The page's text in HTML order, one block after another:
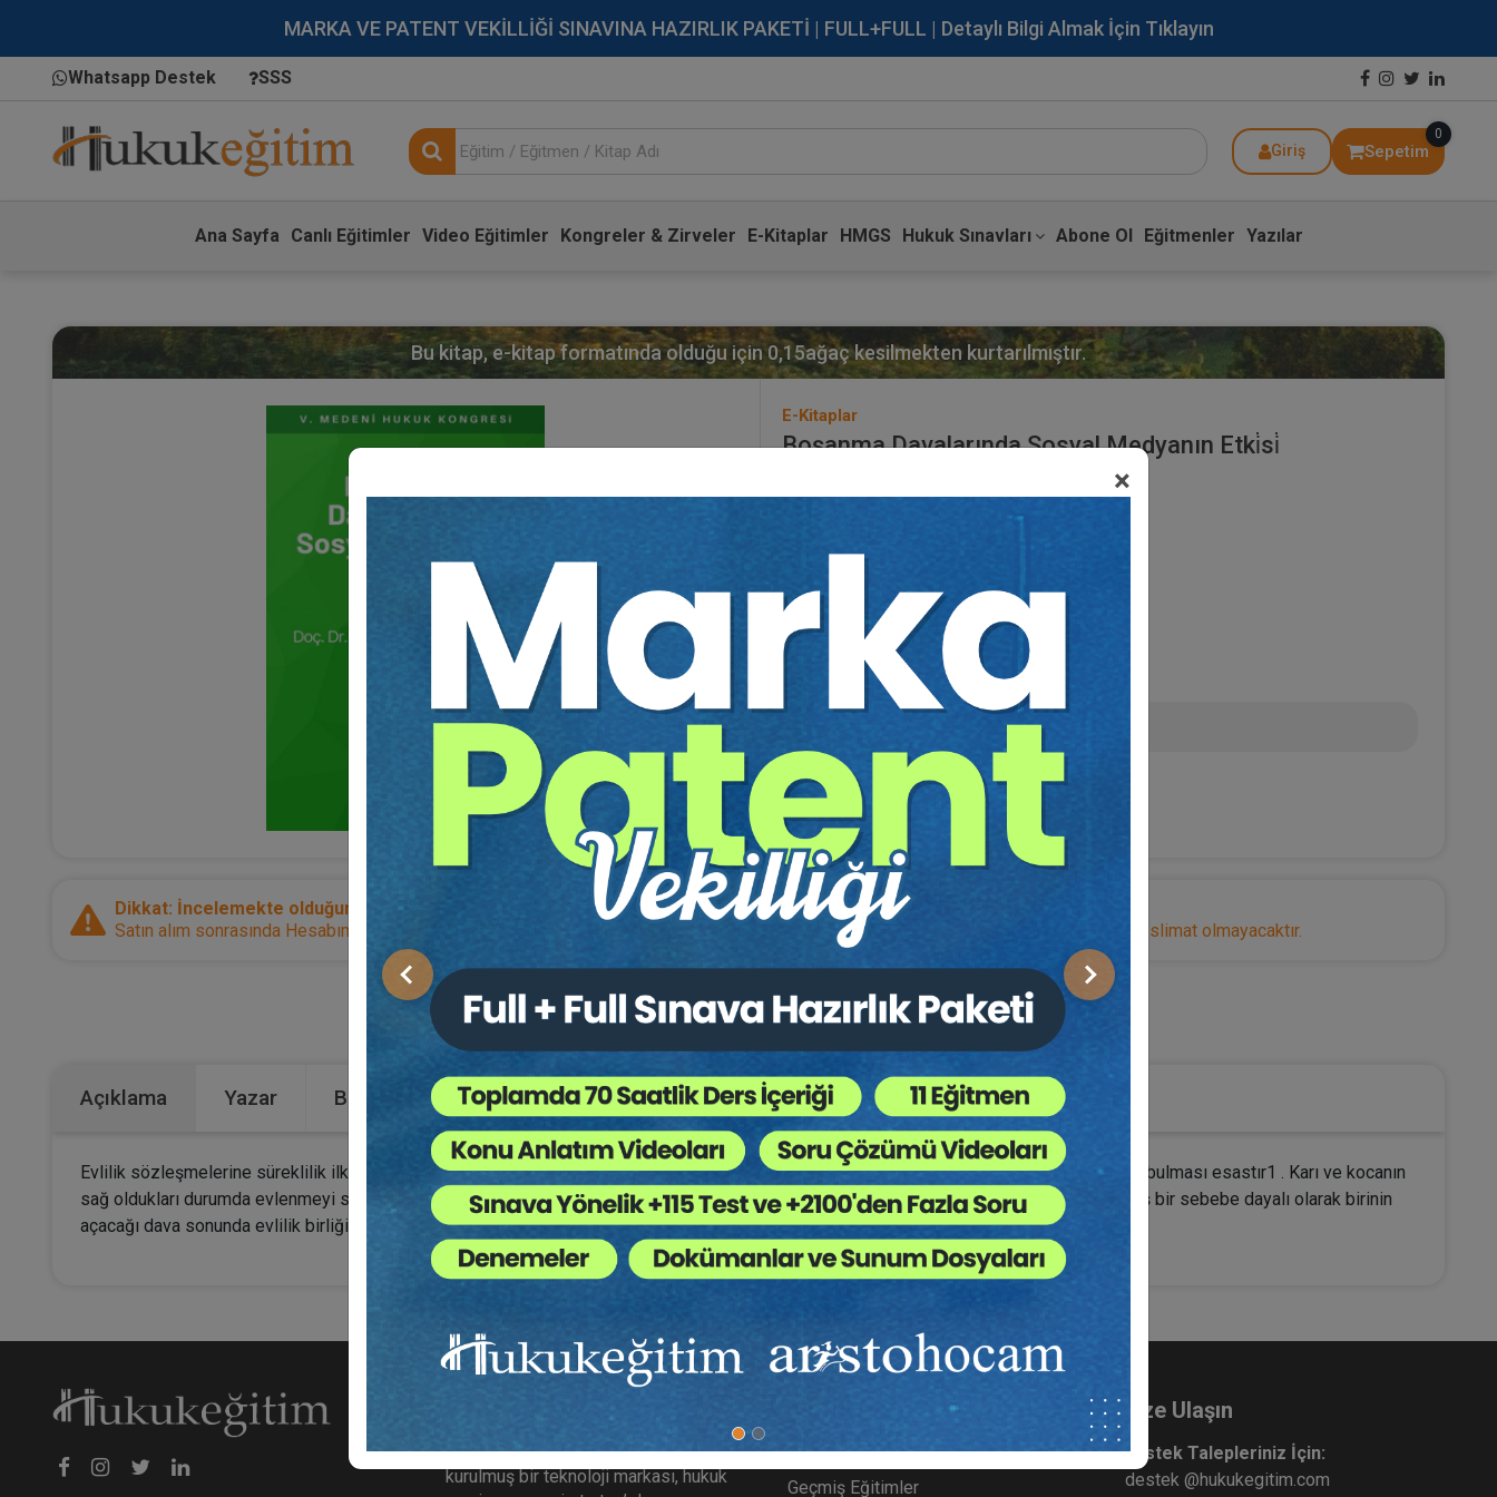
MARKA VE PATENT VEKİLLİĞİ SINAVINA HAZIRLIK PAKETİ | FULL+FULL | Detaylı Bilgi Almak İçin Tıklayın
Whatsapp Destek SSS
Giriş Sepetim
0
Ana Sayfa Canlı Eğitimler Video Eğitimler Kongreler & Zirveler E-Kitaplar HMGS Hukuk Sınavları Abone Ol Eğitmenler Yazılar
×
Önceki Sonraki
Bu kitap, e-kitap formatında olduğu için0,15ağaç kesilmekten kurtarılmıştır.
E-Kitaplar
Boşanma Davalarında Sosyal Medyanın Etki̇si̇
Baskı:
Tür: E-kitap
Basılı Olsaydı Fiyatı: 75,00
45,00 TL
Sepete Ekle
Dikkat: İncelemekte olduğunuz ürün bir e-kitaptır.
Satın alım sonrasında Hesabım sayfanız üzerinden direkt olarak ulaşabilir ve cihazlarınızdan okuyabilirsiniz. Adresinize herhangi bir teslimat olmayacaktır.
Kategoriler: Bütün Hukuk Kitapları,Kongreler / Sempozyumlar,Medeni Hukuk
Açıklama Yazar Bu Kitap İçin Kaç Ağaç Kesiliyor ?
Evlilik sözleşmelerine süreklilik ilkesi hâkim olduğu için eşlerin kurdukları yuvayı ölünceye kadar yaşatmaları ve evliliğin ancak ölümle son bulması esastır1 . Karı ve kocanın
sağ oldukları durumda evlenmeyi sona erdiren normal hal boşanma olduğundan boşanma, doktrinde, eşler hayattayken kanunda öngörülmüş bir sebebe dayalı olarak birinin
açacağı dava sonunda evlilik birliğine hâkim kararıyla son verilmesi olarak tanımlanmaktadır.
hukukegitim.com Aristo tarafından
kurulmuş bir teknoloji markası, hukuk
SSS
Geçmiş Eğitimler
Bize Ulaşın
Destek Talepleriniz İçin:
destek @hukukegitim.com